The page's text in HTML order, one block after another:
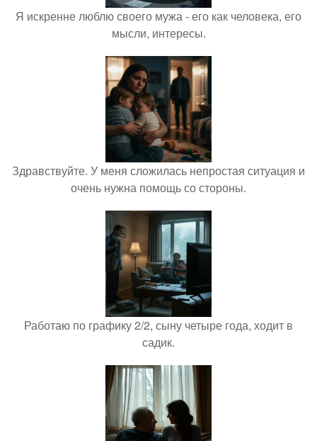
Я искренне люблю своего мужа - его как человека, его
мысли, интересы.
Здравствуйте. У меня сложилась непростая ситуация и
очень нужна помощь со стороны.
Работаю по графику 2/2, сыну четыре года, ходит в
садик.